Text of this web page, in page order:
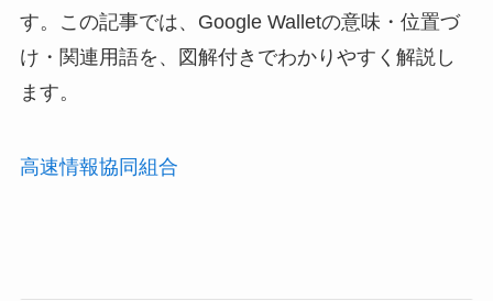
す。この記事では、Google Walletの意味・位置づ
け・関連用語を、図解付きでわかりやすく解説し
ます。
高速情報協同組合